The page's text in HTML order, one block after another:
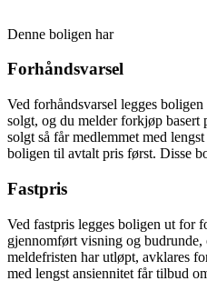
Denne boligen har
Forhåndsvarsel
Ved forhåndsvarsel legges
solgt, og du melder forkjøp
solgt så får medlemmet med
boligen til avtalt pris først. Disse
Fastpris
Ved fastpris legges boligen ut for
gjennomført visning og
meldefristen har utløpt, avklares
med lengst ansiennitet får tilbud